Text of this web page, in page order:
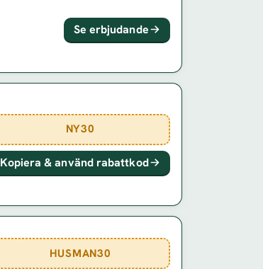
Se erbjudande
NY30
Kopiera & använd rabattkod
HUSMAN30